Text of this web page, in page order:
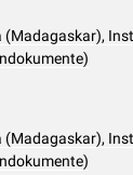
(Madagaskar),
(Madagaskar),